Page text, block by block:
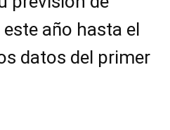
año hasta el
datos del primer